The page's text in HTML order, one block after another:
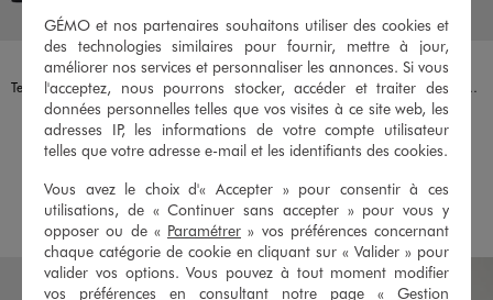
Disponible en 2 coloris
MARINE
Tee-shirt manches longues avec col Claudine fille
5,99 €
-50% sur le 2ème produit d'été
AJOUTER AU PANIER
Disponible en 2 coloris
NOIR STANDARD
Tee-shirt manches courtes à col rond fille
4,99 €
-50% sur le 2ème produit d'été
AJOUTERAU PANIER
GÉMO et nos partenaires souhaitons utiliser des cookies et
des technologies similaires pour fournir, mettre à jour,
améliorer nos services et personnaliser les annonces. Si vous
l'acceptez, nous pourrons stocker, accéder et traiter des
données personnelles telles que vos visites à ce site web, les
adresses IP, les informations de votre compte utilisateur
telles que votre adresse e-mail et les identifiants des cookies.
Vous avez le choix d'« Accepter » pour consentir à ces
utilisations, de « Continuer sans accepter » pour vous y
opposer ou de « Paramétrer » vos préférences concernant
chaque catégorie de cookie en cliquant sur « Valider » pour
valider vos options. Vous pouvez à tout moment modifier
vos préférences en consultant notre page « Gestion